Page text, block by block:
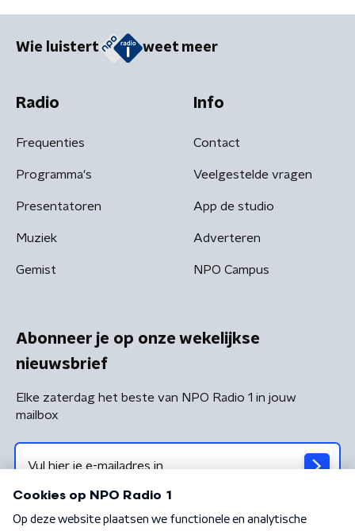
Wie luistert weet meer
Radio
Frequenties
Programma's
Presentatoren
Muziek
Gemist
Info
Contact
Veelgestelde vragen
App de studio
Adverteren
NPO Campus
Abonneer je op onze wekelijkse
nieuwsbrief
Elke zaterdag het beste van NPO Radio 1 in jouw
mailbox